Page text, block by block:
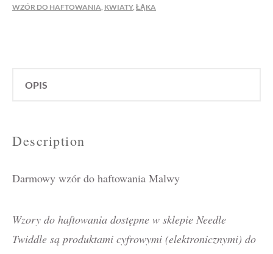
MALWY
WZÓR DO HAFTOWANIA, KWIATY, ŁĄKA
OPIS
Description
Darmowy wzór do haftowania Malwy
Wzory do haftowania dostępne w sklepie Needle
Twiddle są produktami cyfrowymi (elektronicznymi) do